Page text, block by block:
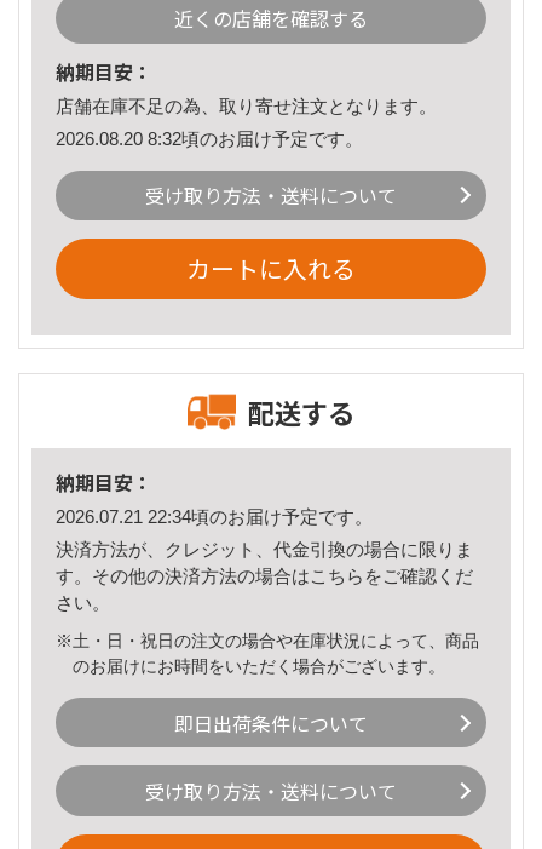
近くの店舗を確認する
納期目安：
店舗在庫不足の為、取り寄せ注文となります。
2026.08.20 8:32頃のお届け予定です。
受け取り方法・送料について
カートに入れる
配送する
納期目安：
2026.07.21 22:34頃のお届け予定です。
決済方法が、クレジット、代金引換の場合に限りま
す。その他の決済方法の場合はこちら をご確認くだ
さい。
※土・日・祝日の注文の場合や在庫状況によって、商品
のお届けにお時間をいただく場合がございます。
即日出荷条件について
受け取り方法・送料について